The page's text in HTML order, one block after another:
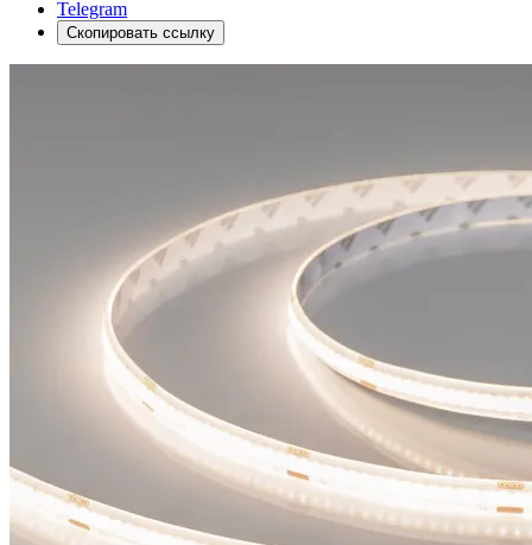
Telegram
Скопировать ссылку